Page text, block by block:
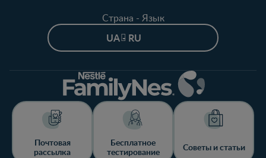
Страна - Язык
UA - RU
Почтовая
рассылка
Бесплатное
тестирование
Советы и статьи